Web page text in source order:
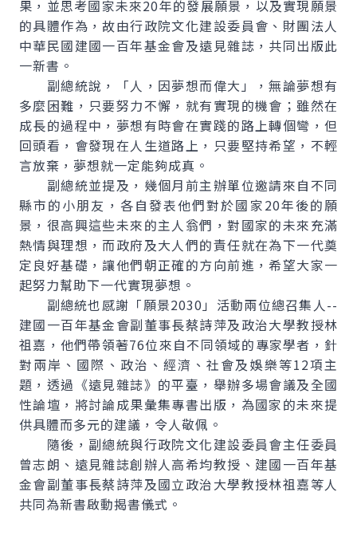
果，並思考國家未來20年的發展願景，以及實現願景
的具體作為，故由行政院文化建設委員會、財團法人
中華民國建國一百年基金會及遠見雜誌，共同出版此
一新書。
副總統說，「人，因夢想而偉大」，無論夢想有
多麼困難，只要努力不懈，就有實現的機會；雖然在
成長的過程中，夢想有時會在實踐的路上轉個彎，但
回頭看，會發現在人生道路上，只要堅持希望，不輕
言放棄，夢想就一定能夠成真。
副總統並提及，幾個月前主辦單位邀請來自不同
縣市的小朋友，各自發表他們對於國家20年後的願
景，很高興這些未來的主人翁們，對國家的未來充滿
熱情與理想，而政府及大人們的責任就在為下一代奠
定良好基礎，讓他們朝正確的方向前進，希望大家一
起努力幫助下一代實現夢想。
副總統也感謝「願景2030」活動兩位總召集人--
建國一百年基金會副董事長蔡詩萍及政治大學教授林
祖嘉，他們帶領著76位來自不同領域的專家學者，針
對兩岸、國際、政治、經濟、社會及娛樂等12項主
題，透過《遠見雜誌》的平臺，舉辦多場會議及全國
性論壇，將討論成果彙集專書出版，為國家的未來提
供具體而多元的建議，令人敬佩。
隨後，副總統與行政院文化建設委員會主任委員
曾志朗、遠見雜誌創辦人高希均教授、建國一百年基
金會副董事長蔡詩萍及國立政治大學教授林祖嘉等人
共同為新書啟動揭書儀式。